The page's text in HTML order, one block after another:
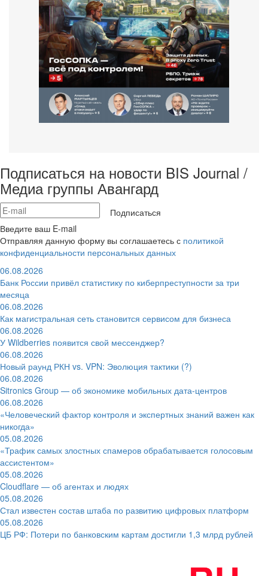
Подписаться на новости BIS Journal /
Медиа группы Авангард
Подписаться
Введите ваш E-mail
Отправляя данную форму вы соглашаетесь с политикой
конфиденциальности персональных данных
06.08.2026
Банк России привёл статистику по киберпреступности за три
месяца
06.08.2026
Как магистральная сеть становится сервисом для бизнеса
06.08.2026
У Wildberries появится свой мессенджер?
06.08.2026
Новый раунд РКН vs. VPN: Эволюция тактики (?)
06.08.2026
Sitronics Group — об экономике мобильных дата-центров
06.08.2026
«Человеческий фактор контроля и экспертных знаний важен как
никогда»
05.08.2026
«Трафик самых злостных спамеров обрабатывается голосовым
ассистентом»
05.08.2026
Cloudflare — об агентах и людях
05.08.2026
Стал известен состав штаба по развитию цифровых платформ
05.08.2026
ЦБ РФ: Потери по банковским картам достигли 1,3 млрд рублей